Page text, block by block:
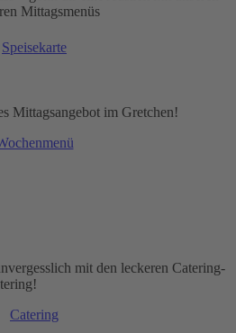
Mittagsmenüs
Speisekarte
Mittagsangebot im Gretchen!
mit den leckeren Catering-
Catering